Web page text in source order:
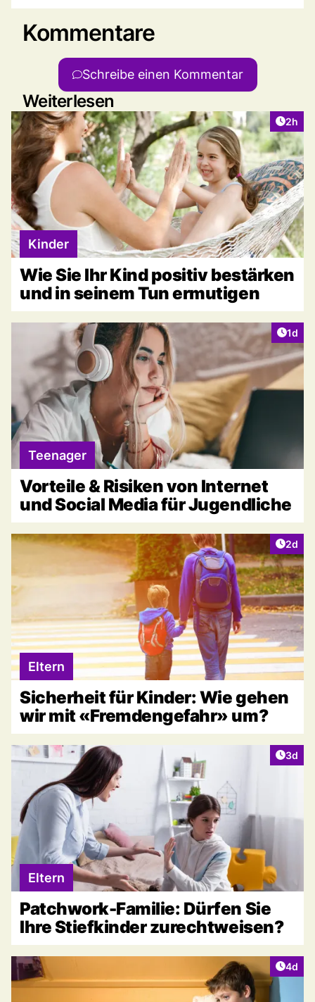
Kommentare
Schreibe einen Kommentar
Weiterlesen
2h
Kinder
Wie Sie Ihr Kind positiv bestärken
und in seinem Tun ermutigen
1d
Teenager
Vorteile & Risiken von Internet
und Social Media für Jugendliche
2d
Eltern
Sicherheit für Kinder: Wie gehen
wir mit «Fremdengefahr» um?
3d
Eltern
Patchwork-Familie: Dürfen Sie
Ihre Stiefkinder zurechtweisen?
4d